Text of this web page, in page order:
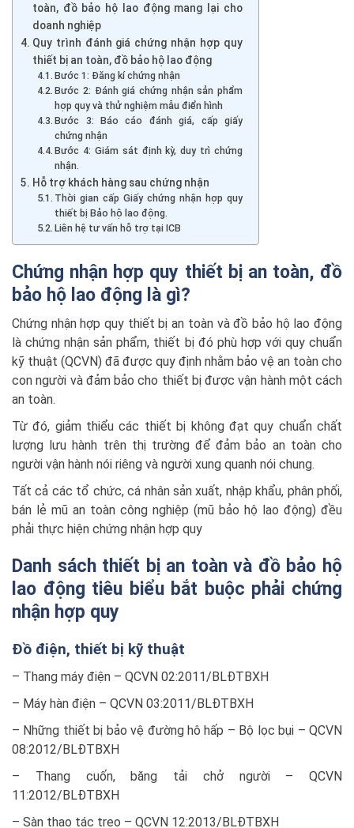
toàn, đồ bảo hộ lao động mang lại cho
doanh nghiệp
Quy trình đánh giá chứng nhận hợp quy
thiết bị an toàn, đồ bảo hộ lao động
Bước 1: Đăng kí chứng nhận
Bước 2: Đánh giá chứng nhận sản phẩm
hợp quy và thử nghiệm mẫu điển hình
Bước 3: Báo cáo đánh giá, cấp giấy
chứng nhận
Bước 4: Giám sát định kỳ, duy trì chứng
nhận.
Hỗ trợ khách hàng sau chứng nhận
Thời gian cấp Giấy chứng nhận hợp quy
thiết bị Bảo hộ lao động.
Liên hệ tư vấn hỗ trợ tại ICB
Chứng nhận hợp quy thiết bị an toàn, đồ
bảo hộ lao động là gì?
Chứng nhận hợp quy thiết bị an toàn và đồ bảo hộ lao động
là chứng nhận sản phẩm, thiết bị đó phù hợp với quy chuẩn
kỹ thuật (QCVN) đã được quy định nhằm bảo vệ an toàn cho
con người và đảm bảo cho thiết bị được vận hành một cách
an toàn.
Từ đó, giảm thiểu các thiết bị không đạt quy chuẩn chất
lượng lưu hành trên thị trường để đảm bảo an toàn cho
người vận hành nói riêng và người xung quanh nói chung.
Tất cả các tổ chức, cá nhân sản xuất, nhập khẩu, phân phối,
bán lẻ mũ an toàn công nghiệp (mũ bảo hộ lao động) đều
phải thực hiện chứng nhận hợp quy
Danh sách thiết bị an toàn và đồ bảo hộ
lao động tiêu biểu bắt buộc phải chứng
nhận hợp quy
Đồ điện, thiết bị kỹ thuật
– Thang máy điện – QCVN 02:2011/BLĐTBXH
– Máy hàn điện – QCVN 03:2011/BLĐTBXH
– Những thiết bị bảo vệ đường hô hấp – Bộ lọc bụi – QCVN
08:2012/BLĐTBXH
– Thang cuốn, băng tải chở người – QCVN
11:2012/BLĐTBXH
– Sàn thao tác treo – QCVN 12:2013/BLĐTBXH